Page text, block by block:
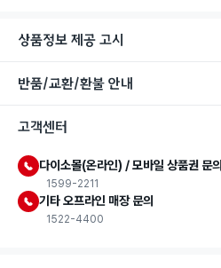
상품정보 제공 고시
반품/교환/환불 안내
고객센터
다이소몰(온라인) / 모바일 상품권 문의
1599-2211
기타 오프라인 매장 문의
1522-4400